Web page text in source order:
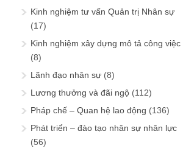
Kinh nghiệm tư vấn Quản trị Nhân sự
(17)
Kinh nghiệm xây dựng mô tả công việc
(8)
Lãnh đạo nhân sự (8)
Lương thưởng và đãi ngộ (112)
Pháp chế – Quan hệ lao động (136)
Phát triển – đào tạo nhân sự nhân lực
(56)